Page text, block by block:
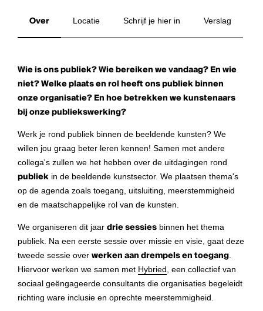
Over Locatie Schrijf je hier in Verslag
Wie is ons publiek? Wie bereiken we vandaag? En wie
niet? Welke plaats en rol heeft ons publiek binnen
onze organisatie? En hoe betrekken we kunstenaars
bij onze publiekswerking?
Werk je rond publiek binnen de beeldende kunsten? We
willen jou graag beter leren kennen! Samen met andere
collega's zullen we het hebben over de uitdagingen rond
publiek in de beeldende kunstsector. We plaatsen thema's
op de agenda zoals toegang, uitsluiting, meerstemmigheid
en de maatschappelijke rol van de kunsten.
We organiseren dit jaar drie sessies binnen het thema
publiek. Na een eerste sessie over missie en visie, gaat deze
tweede sessie over werken aan drempels en toegang.
Hiervoor werken we samen met Hybried , een collectief van
sociaal geëngageerde consultants die organisaties begeleidt
richting ware inclusie en oprechte meerstemmigheid.